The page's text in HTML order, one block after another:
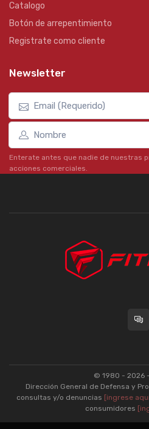
Catalogo
Botón de arrepentimiento
Registrate como cliente
Newsletter
Enterate antes que nadie de nuestras
acciones comerciales.
© 1980 - 2026 -
Dirección General de Defensa y
consultas y/o denuncias [ingrese
consumidores